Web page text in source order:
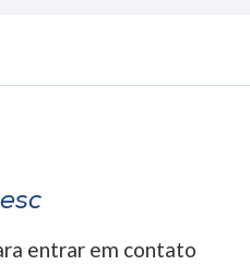
entrar em contato